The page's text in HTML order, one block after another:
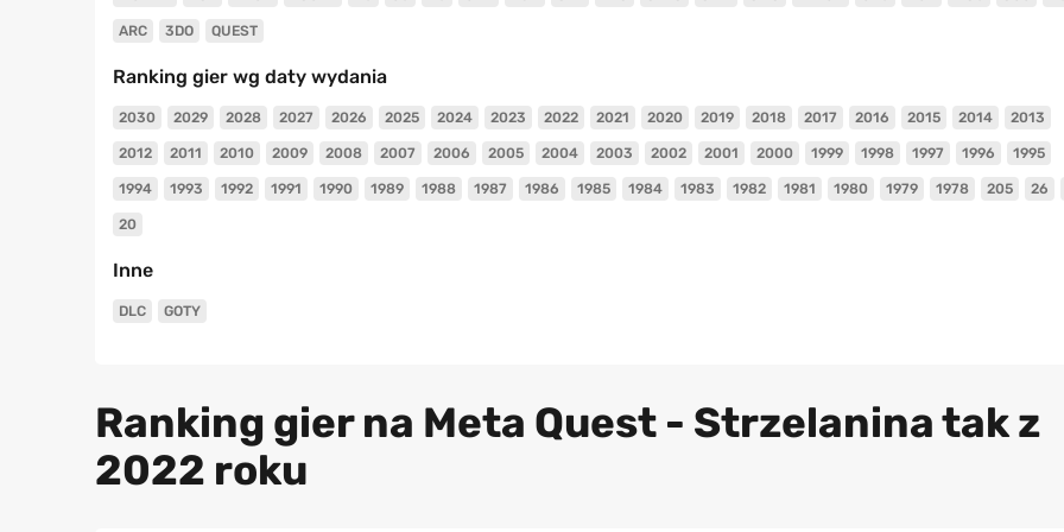
ARC 3DO QUEST
Ranking gier wg daty wydania
2030 2029 2028 2027 2026 2025 2024 2023 2022 2021 2020 2019 2018 2017 2016 2015 2014 2013
2012 2011 2010 2009 2008 2007 2006 2005 2004 2003 2002 2001 2000 1999 1998 1997 1996 1995
1994 1993 1992 1991 1990 1989 1988 1987 1986 1985 1984 1983 1982 1981 1980 1979 1978 205 26
20
Inne
DLC GOTY
Ranking gier na Meta Quest - Strzelanina tak z
2022 roku